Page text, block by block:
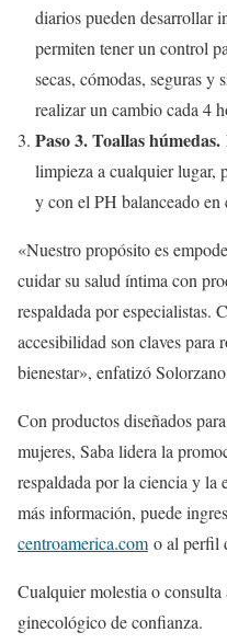
diarios pueden desarrollar
permiten tener un control
secas, cómodas, seguras y
realizar un cambio cada 4
Paso 3. Toallas húmedas.
limpieza a cualquier lugar,
y con el PH balanceado
«Nuestro propósito es
cuidar su salud íntima con
respaldada por especialistas.
accesibilidad son claves para
bienestar», enfatizó
Con productos diseñados
mujeres, Saba lidera la
respaldada por la ciencia y la
más información, puede
centroamerica.com o al perfil
Cualquier molestia o
ginecológico de confianza.